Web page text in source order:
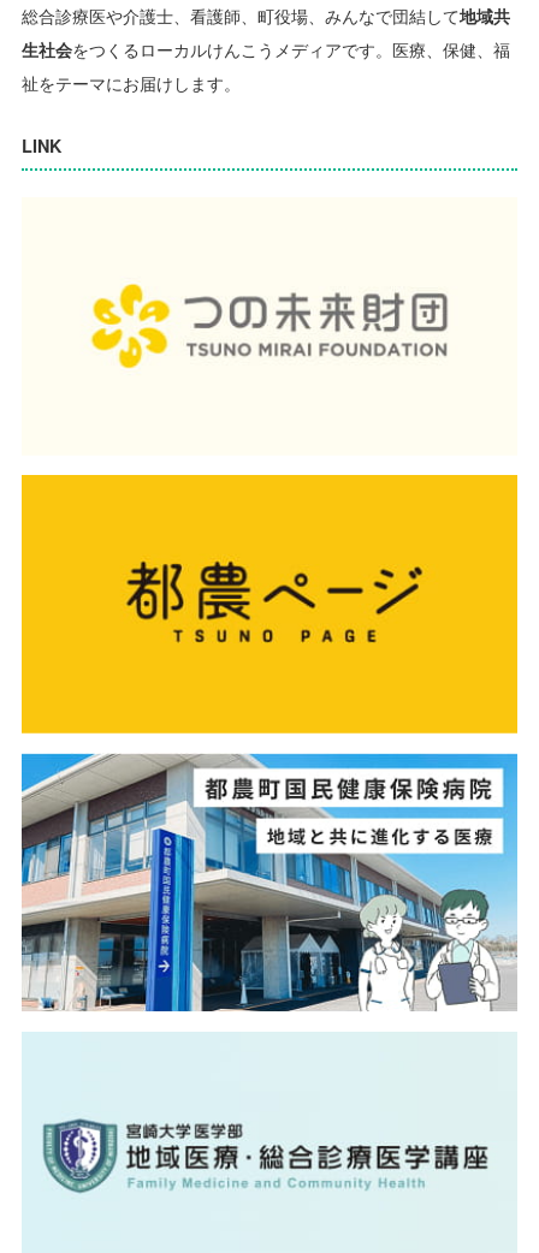
総合診療医や介護士、看護師、町役場、みんなで団結して地域共
生社会をつくるローカルけんこうメディアです。 医療、保健、福
祉をテーマにお届けします。
LINK